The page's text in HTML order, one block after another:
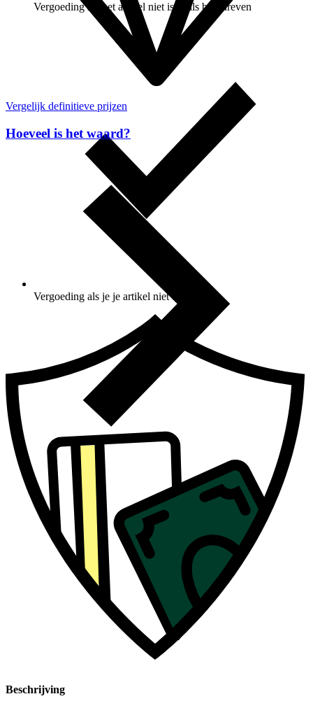
Vergoeding als het artikel niet is zoals beschreven
Vergoeding als je je artikel niet ontvangt
Beschrijving
Vergelijk definitieve prijzen
Hoeveel is het waard?